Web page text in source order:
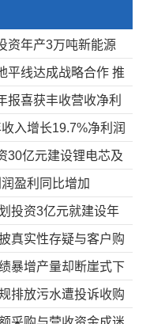
发企业现场检查工
查对象共包括7家首
，其中主板1家，科
创业板3家。
资年产3万吨新能源
磁线项目
平线达成战略合作 推
领域
报喜获丰收营收净利
入增长19.7%净利润
收未同步增长
30亿元建设锂电芯及
部项目
盈利同比增加
机大型化成为未来趋
投资3亿元就建设年
封装用球形粉体
真实性存疑与客户购
财务数据异常经营拟
暴增产量却断崖式下
人寒心弄虚作假被行
排放污水遭投诉收购